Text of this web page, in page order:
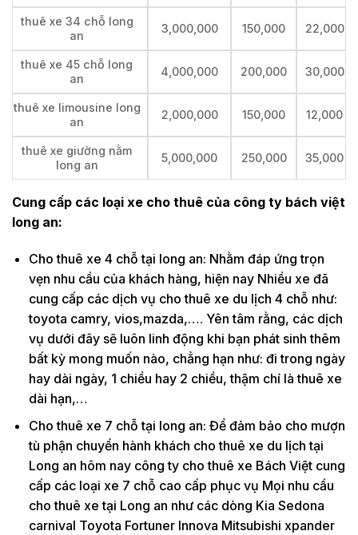
thuê xe 34 chỗ long
an
3,000,000 150,000 22,000
thuê xe 45 chỗ long
an
4,000,000 200,000 30,000
thuê xe limousine long
an
2,000,000 150,000 12,000
thuê xe giường nằm
long an
5,000,000 250,000 35,000
Cung cấp các loại xe cho thuê của công ty bách việt
long an:
Cho thuê xe 4 chỗ tại long an: Nhằm đáp ứng trọn
vẹn nhu cầu của khách hàng, hiện nay Nhiều xe đã
cung cấp các dịch vụ cho thuê xe du lịch 4 chỗ như:
toyota camry, vios,mazda,…. Yên tâm rằng, các dịch
vụ dưới đây sẽ luôn linh động khi bạn phát sinh thêm
bất kỳ mong muốn nào, chẳng hạn như: đi trong ngày
hay dài ngày, 1 chiều hay 2 chiều, thậm chí là thuê xe
dài hạn,…
Cho thuê xe 7 chỗ tại long an: Để đảm bảo cho mượn
tù phận chuyển hành khách cho thuê xe du lịch tại
Long an hôm nay công ty cho thuê xe Bách Việt cung
cấp các loại xe 7 chỗ cao cấp phục vụ Mọi nhu cầu
cho thuê xe tại Long an như các dòng Kia Sedona
carnival Toyota Fortuner Innova Mitsubishi xpander